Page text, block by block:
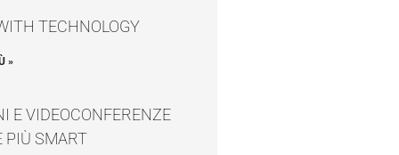
TECHNOLOGY
»
E VIDEOCONFERENZE
PIÙ SMART